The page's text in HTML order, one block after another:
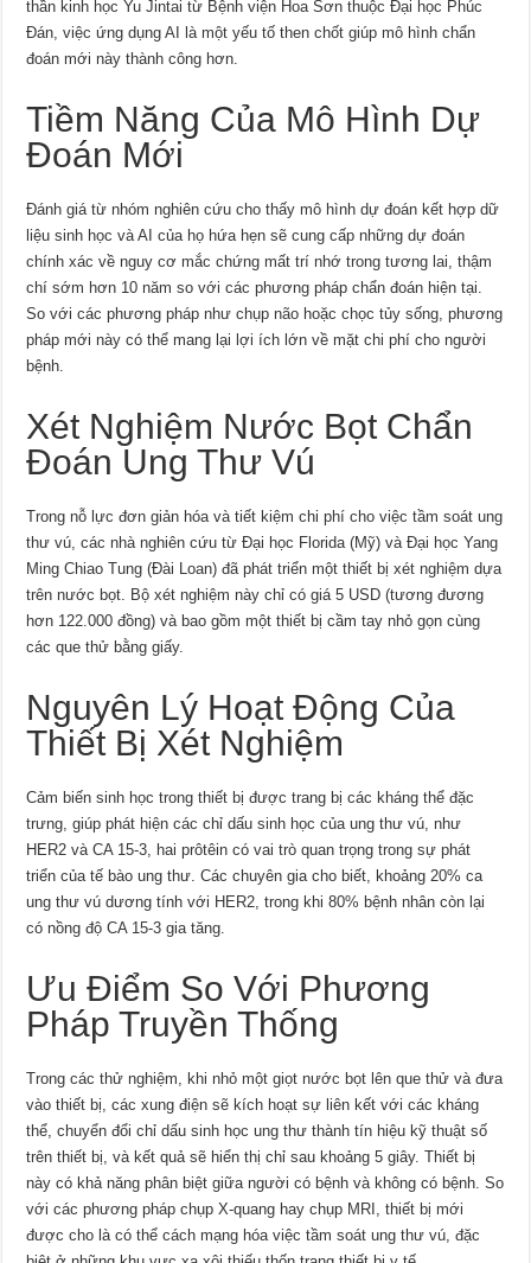
thần kinh học Yu Jintai từ Bệnh viện Hoa Sơn thuộc Đại học Phúc
Đán, việc ứng dụng AI là một yếu tố then chốt giúp mô hình chẩn
đoán mới này thành công hơn.
Tiềm Năng Của Mô Hình Dự
Đoán Mới
Đánh giá từ nhóm nghiên cứu cho thấy mô hình dự đoán kết hợp dữ
liệu sinh học và AI của họ hứa hẹn sẽ cung cấp những dự đoán
chính xác về nguy cơ mắc chứng mất trí nhớ trong tương lai, thậm
chí sớm hơn 10 năm so với các phương pháp chẩn đoán hiện tại.
So với các phương pháp như chụp não hoặc chọc tủy sống, phương
pháp mới này có thể mang lại lợi ích lớn về mặt chi phí cho người
bệnh.
Xét Nghiệm Nước Bọt Chẩn
Đoán Ung Thư Vú
Trong nỗ lực đơn giản hóa và tiết kiệm chi phí cho việc tầm soát ung
thư vú, các nhà nghiên cứu từ Đại học Florida (Mỹ) và Đại học Yang
Ming Chiao Tung (Đài Loan) đã phát triển một thiết bị xét nghiệm dựa
trên nước bọt. Bộ xét nghiệm này chỉ có giá 5 USD (tương đương
hơn 122.000 đồng) và bao gồm một thiết bị cầm tay nhỏ gọn cùng
các que thử bằng giấy.
Nguyên Lý Hoạt Động Của
Thiết Bị Xét Nghiệm
Cảm biến sinh học trong thiết bị được trang bị các kháng thể đặc
trưng, giúp phát hiện các chỉ dấu sinh học của ung thư vú, như
HER2 và CA 15-3, hai prôtêin có vai trò quan trọng trong sự phát
triển của tế bào ung thư. Các chuyên gia cho biết, khoảng 20% ca
ung thư vú dương tính với HER2, trong khi 80% bệnh nhân còn lại
có nồng độ CA 15-3 gia tăng.
Ưu Điểm So Với Phương
Pháp Truyền Thống
Trong các thử nghiệm, khi nhỏ một giọt nước bọt lên que thử và đưa
vào thiết bị, các xung điện sẽ kích hoạt sự liên kết với các kháng
thể, chuyển đổi chỉ dấu sinh học ung thư thành tín hiệu kỹ thuật số
trên thiết bị, và kết quả sẽ hiển thị chỉ sau khoảng 5 giây. Thiết bị
này có khả năng phân biệt giữa người có bệnh và không có bệnh. So
với các phương pháp chụp X-quang hay chụp MRI, thiết bị mới
được cho là có thể cách mạng hóa việc tầm soát ung thư vú, đặc